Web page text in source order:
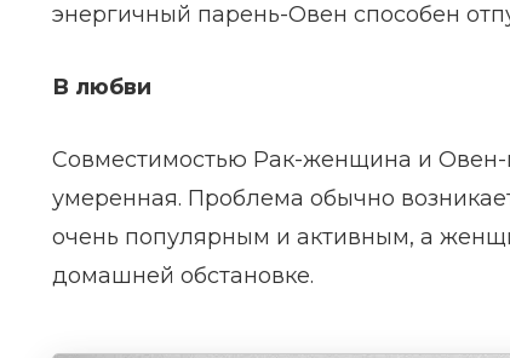
энергичный парень-Овен способен
В любви
Совместимостью Рак-женщина и Овен-
умеренная. Проблема обычно
очень популярным и активным, а
домашней обстановке.